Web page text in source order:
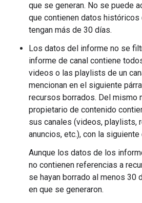
que se generan. No se puede
que contienen datos
tengan más de 30 días.
Los datos del informe no se
informe de canal contiene
videos o las playlists de un
mencionan en el siguiente
recursos borrados. Del mismo
propietario de contenido
sus canales (videos, playlists,
anuncios, etc.), con la siguiente
Aunque los datos de los
no contienen referencias a
se hayan borrado al menos 30
en que se generaron.